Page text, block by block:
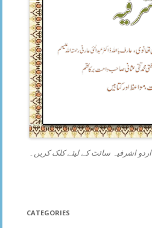
اردو اشرفیہ سائٹ کے لیئے کلک کریں۔
CATEGORIES